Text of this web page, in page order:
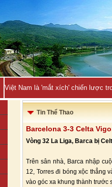
Việt Nam là 'mắt xích' chiến lược
Tin Thể Thao
Barcelona 3-3 Celta
Vòng 32 La Liga, Barca bị
Trên sân nhà, Barca nhập
12, Torres đi bóng xộc thẳng
vào góc xa khung thành trước